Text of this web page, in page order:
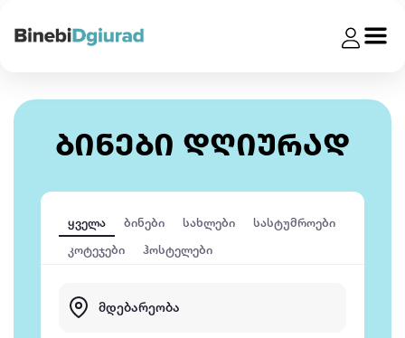
ბინები დღიურად
ყველა ბინები სახლები
სასტუმროები
კოტეჯები
ჰოსტელები